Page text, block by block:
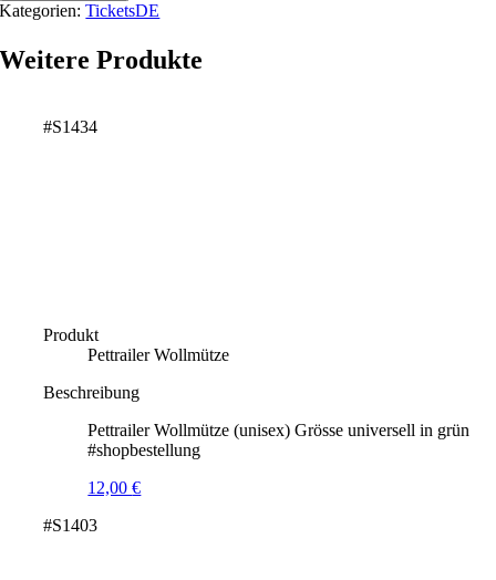
Kategorien:TicketsDE
Weitere Produkte
#S1434
Produkt
Pettrailer Wollmütze
Beschreibung
Pettrailer Wollmütze (unisex) Grösse universell in grün
#shopbestellung
12,00€
#S1403